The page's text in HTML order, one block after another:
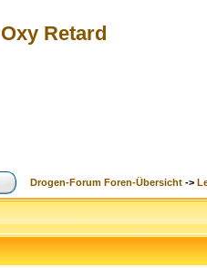
Retard
Drogen-Forum Foren-Übersicht ->